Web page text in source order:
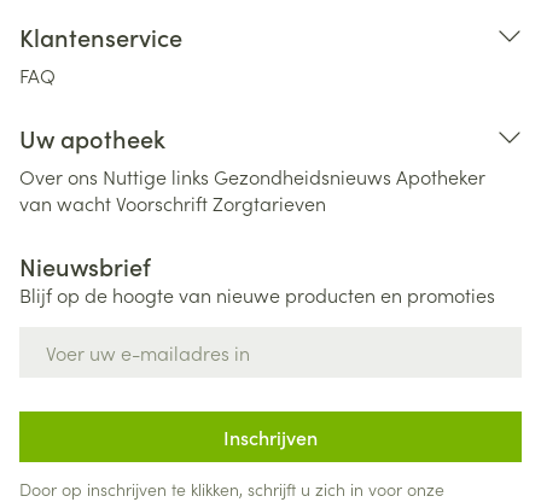
Klantenservice
FAQ
Uw apotheek
Over ons Nuttige links Gezondheidsnieuws Apotheker
van wachtVoorschriftZorgtarieven
Nieuwsbrief
Blijf op de hoogte van nieuwe producten en promoties
Inschrijven
Door op inschrijven te klikken, schrijft u zich in voor onze